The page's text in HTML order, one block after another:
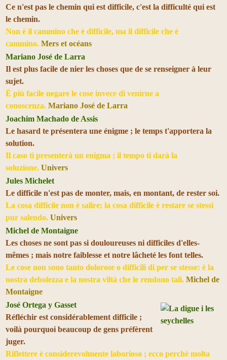
Ce n'est pas le chemin qui est difficile, c'est la difficulté qui est
le chemin.
Non è il cammino che è difficile, ma il difficile che è
cammino. Mers et océans
Mariano José de Larra
Il est plus facile de nier les choses que de se renseigner à leur
sujet.
È più facile negare le cose invece di venirne a
conoscenza. Mariano José de Larra
Joachim Machado de Assis
Le hasard te présentera une énigme ; le temps t'apportera la
solution.
Il caso ti presenterà un enigma ; il tempo ti darà la
soluzione. Univers
Jules Michelet
Le difficile n'est pas de monter, mais, en montant, de rester soi.
La cosa difficile non è salire; la cosa difficile è restare se stessi
pur salendo. Univers
Michel de Montaigne
Les choses ne sont pas si douloureuses ni difficiles d'elles-
mêmes ; mais notre faiblesse et notre lâcheté les font telles.
Le cose non sono tanto dolorose o difficili di per se stesse: è la
nostra debolezza e la nostra viltà che le rendono tali. Michel de
Montaigne
José Ortega y Gasset
Réfléchir est considérablement difficile ;
voilà pourquoi beaucoup de gens préfèrent
juger.
Riflettere è considerevolmente laborioso ; ecco perchè molta